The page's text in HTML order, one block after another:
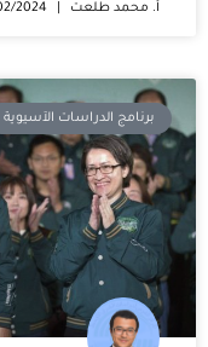
أ. محمد طلعت
برنامج الدراسات الآسيوية